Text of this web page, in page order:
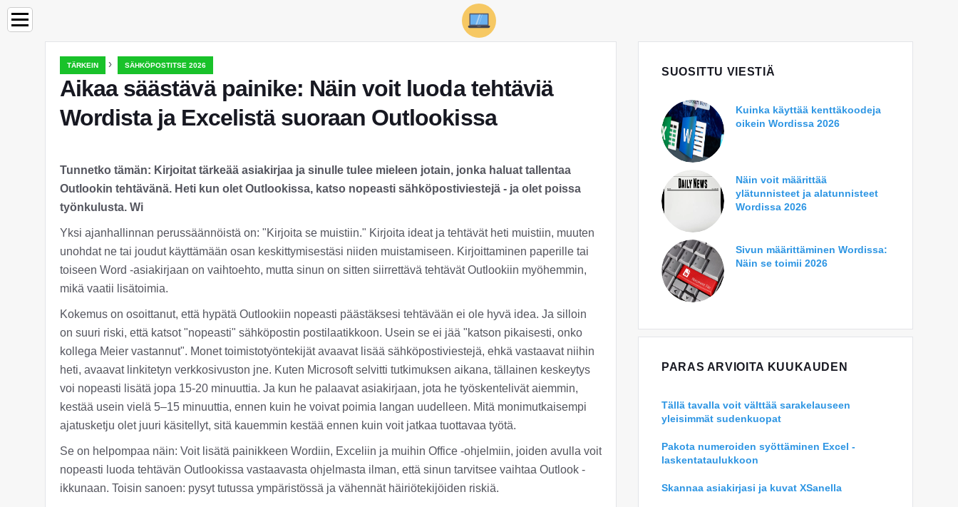
TÄRKEIN › SÄHKÖPOSTITSE 2026
Aikaa säästävä painike: Näin voit luoda tehtäviä
Wordista ja Excelistä suoraan Outlookissa
Tunnetko tämän: Kirjoitat tärkeää asiakirjaa ja sinulle tulee mieleen jotain, jonka haluat tallentaa
Outlookin tehtävänä. Heti kun olet Outlookissa, katso nopeasti sähköpostiviestejä - ja olet poissa
työnkulusta. Wi
Yksi ajanhallinnan perussäännöistä on: "Kirjoita se muistiin." Kirjoita ideat ja tehtävät heti muistiin, muuten
unohdat ne tai joudut käyttämään osan keskittymisestäsi niiden muistamiseen. Kirjoittaminen paperille tai
toiseen Word -asiakirjaan on vaihtoehto, mutta sinun on sitten siirrettävä tehtävät Outlookiin myöhemmin,
mikä vaatii lisätoimia.
Kokemus on osoittanut, että hypätä Outlookiin nopeasti päästäksesi tehtävään ei ole hyvä idea. Ja silloin
on suuri riski, että katsot "nopeasti" sähköpostin postilaatikkoon. Usein se ei jää "katson pikaisesti, onko
kollega Meier vastannut". Monet toimistotyöntekijät avaavat lisää sähköpostiviestejä, ehkä vastaavat niihin
heti, avaavat linkitetyn verkkosivuston jne. Kuten Microsoft selvitti tutkimuksen aikana, tällainen keskeytys
voi nopeasti lisätä jopa 15-20 minuuttia. Ja kun he palaavat asiakirjaan, jota he työskentelivät aiemmin,
kestää usein vielä 5–15 minuuttia, ennen kuin he voivat poimia langan uudelleen. Mitä monimutkaisempi
ajatusketju olet juuri käsitellyt, sitä kauemmin kestää ennen kuin voit jatkaa tuottavaa työtä.
Se on helpompaa näin: Voit lisätä painikkeen Wordiin, Exceliin ja muihin Office -ohjelmiin, joiden avulla voit
nopeasti luoda tehtävän Outlookissa vastaavasta ohjelmasta ilman, että sinun tarvitsee vaihtaa Outlook -
ikkunaan. Toisin sanoen: pysyt tutussa ympäristössä ja vähennät häiriötekijöiden riskiä.
SUOSITTU VIESTIÄ
Kuinka käyttää kenttäkoodeja
oikein Wordissa 2026
Näin voit määrittää
ylätunnisteet ja alatunnisteet
Wordissa 2026
Sivun määrittäminen Wordissa:
Näin se toimii 2026
PARAS ARVIOITA KUUKAUDEN
Tällä tavalla voit välttää sarakelauseen
yleisimmät sudenkuopat
Pakota numeroiden syöttäminen Excel -
laskentataulukkoon
Skannaa asiakirjasi ja kuvat XSanella